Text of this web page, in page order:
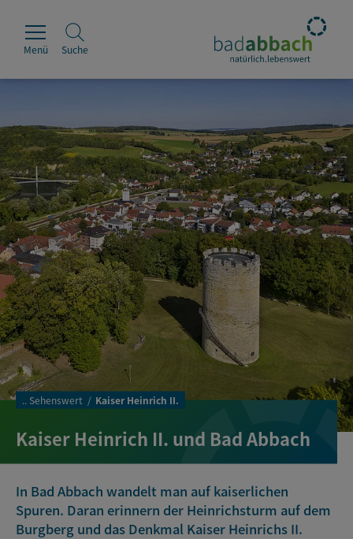
Erleben
Leben & Wohnen
Wirtschaft & Handel
Menü Suche
.. Sehenswert Kaiser Heinrich II.
Kaiser Heinrich II. und Bad Abbach
In Bad Abbach wandelt man auf kaiserlichen
Spuren. Daran erinnern der Heinrichsturm auf dem
Burgberg und das Denkmal Kaiser Heinrichs II.